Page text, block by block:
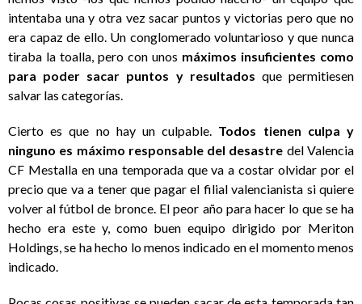
intentaba una y otra vez sacar puntos y victorias pero que no
era capaz de ello. Un conglomerado voluntarioso y que nunca
tiraba la toalla, pero con unos máximos insuficientes como
para poder sacar puntos y resultados que permitiesen
salvar las categorías.
Cierto es que no hay un culpable. Todos tienen culpa y
ninguno es máximo responsable del desastre del Valencia
CF Mestalla en una temporada que va a costar olvidar por el
precio que va a tener que pagar el filial valencianista si quiere
volver al fútbol de bronce. El peor año para hacer lo que se ha
hecho era este y, como buen equipo dirigido por Meriton
Holdings, se ha hecho lo menos indicado en el momento menos
indicado.